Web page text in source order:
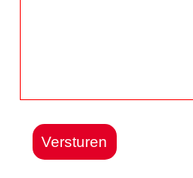
Versturen